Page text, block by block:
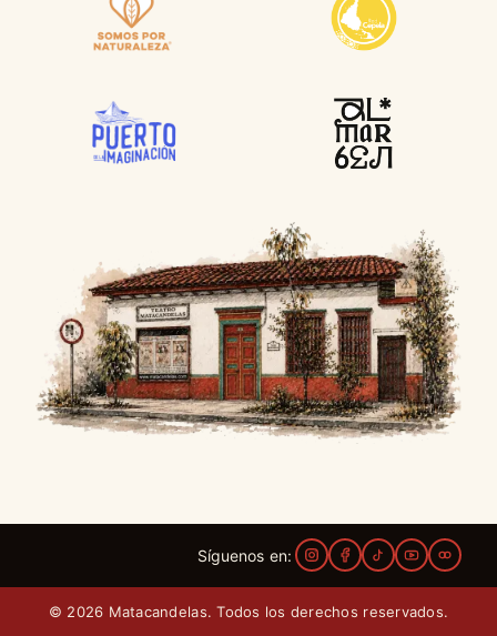
Síguenos en:
© 2026 Matacandelas. Todos los derechos reservados.